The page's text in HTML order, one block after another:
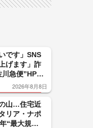
です」SNS
げます」詐
急便”HPに
求 佐川急
ない」怒り
2026年8月8日
山…住宅近
リア・ナポ
“最大規